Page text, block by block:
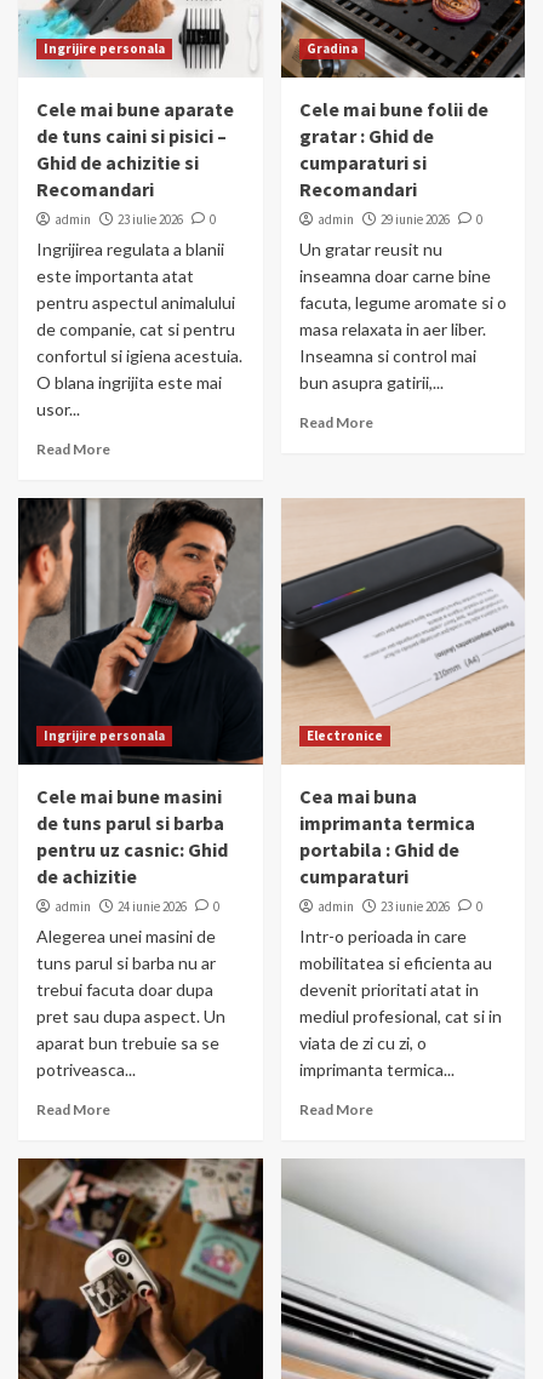
Ingrijire personala
Cele mai bune aparate
de tuns caini si pisici –
Ghid de achizitie si
Recomandari
admin 23 iulie 2026 0
Ingrijirea regulata a blanii
este importanta atat
pentru aspectul animalului
de companie, cat si pentru
confortul si igiena acestuia.
O blana ingrijita este mai
usor...
Read More
Gradina
Cele mai bune folii de
gratar : Ghid de
cumparaturi si
Recomandari
admin 29 iunie 2026 0
Un gratar reusit nu
inseamna doar carne bine
facuta, legume aromate si o
masa relaxata in aer liber.
Inseamna si control mai
bun asupra gatirii,...
Read More
Ingrijire personala
Cele mai bune masini
de tuns parul si barba
pentru uz casnic: Ghid
de achizitie
admin 24 iunie 2026 0
Alegerea unei masini de
tuns parul si barba nu ar
trebui facuta doar dupa
pret sau dupa aspect. Un
aparat bun trebuie sa se
potriveasca...
Read More
Electronice
Cea mai buna
imprimanta termica
portabila : Ghid de
cumparaturi
admin 23 iunie 2026 0
Intr-o perioada in care
mobilitatea si eficienta au
devenit prioritati atat in
mediul profesional, cat si in
viata de zi cu zi, o
imprimanta termica...
Read More